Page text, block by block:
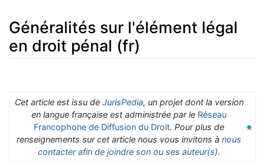
Généralités sur l'élément légal
en droit pénal (fr)
Cet article est issu de JurisPedia, un projet dont la version
en langue française est administrée par le Réseau
Francophone de Diffusion du Droit. Pour plus de
renseignements sur cet article nous vous invitons à nous
contacter afin de joindre son ou ses auteur(s).